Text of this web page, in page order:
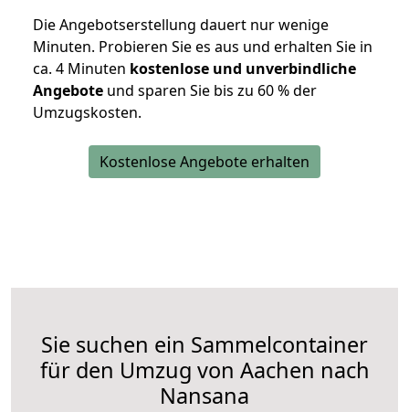
Die Angebotserstellung dauert nur wenige
Minuten. Probieren Sie es aus und erhalten Sie in
ca. 4 Minuten kostenlose und unverbindliche
Angebote und sparen Sie bis zu 60 % der
Umzugskosten.
Kostenlose Angebote erhalten
Sie suchen ein Sammelcontainer
für den Umzug von Aachen nach
Nansana